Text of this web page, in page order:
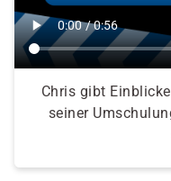
Chris gibt
seiner